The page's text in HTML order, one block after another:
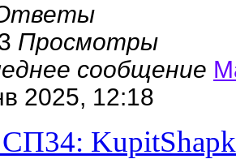
Просмотры
сообщение
2025, 12:18